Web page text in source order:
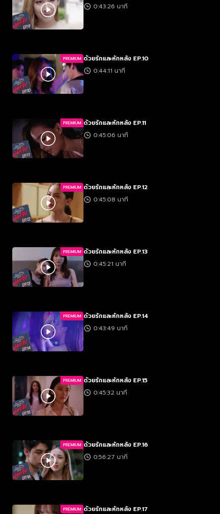
0:43:26 นาที
PREMIUM ด้วยรักและหักหลัง EP.10
0:44:11 นาที
PREMIUM ด้วยรักและหักหลัง EP.11
0:45:06 นาที
PREMIUM ด้วยรักและหักหลัง EP.12
0:45:08 นาที
PREMIUM ด้วยรักและหักหลัง EP.13
0:45:21 นาที
PREMIUM ด้วยรักและหักหลัง EP.14
0:43:49 นาที
PREMIUM ด้วยรักและหักหลัง EP.15
0:45:32 นาที
PREMIUM ด้วยรักและหักหลัง EP.16
0:56:27 นาที
PREMIUM ด้วยรักและหักหลัง EP.17